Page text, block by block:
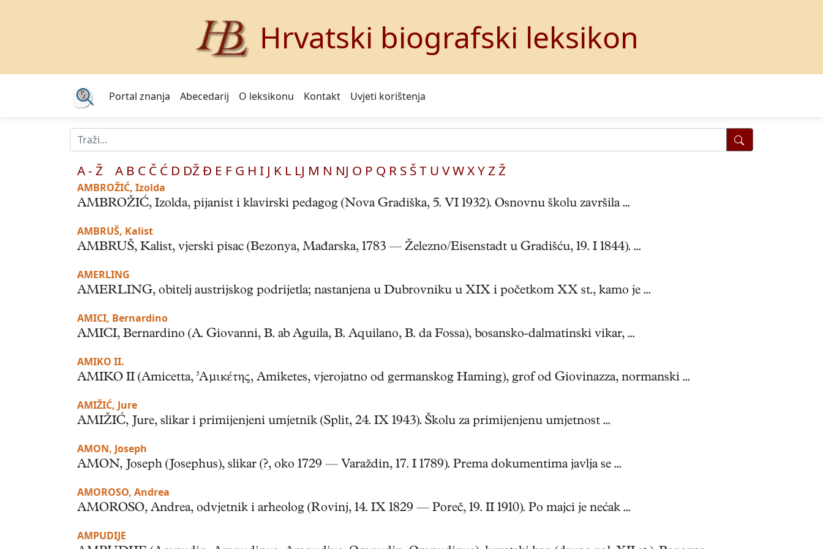
Hrvatski biografski leksikon
Portal znanja Abecedarij O leksikonu Kontakt Uvjeti korištenja
A - Ž A B C Č Ć D DŽ Đ E F G H I J K L LJ M N NJ O P Q R S ŠT U VWXYZ Ž
AMBROŽIĆ, Izolda
AMBROŽIĆ, Izolda, pijanist i klavirski pedagog (Nova Gradiška, 5. VI 1932). Osnovnu školu završila ...
AMBRUŠ, Kalist
AMBRUŠ, Kalist, vjerski pisac (Bezonya, Mađarska, 1783 — Železno/Eisenstadt u Gradišću, 19. I 1844). ...
AMERLING
AMERLING, obitelj austrijskog podrijetla; nastanjena u Dubrovniku u XIX i početkom XX st., kamo je ...
AMICI, Bernardino
AMICI, Bernardino (A. Giovanni, B. ab Aguila, B. Aquilano, B. da Fossa), bosansko-dalmatinski vikar, ...
AMIKO II.
AMIKO II (Amicetta, ’Αμικέτης, Amiketes, vjerojatno od germanskog Haming), grof od Giovinazza, normanski ...
AMIŽIĆ, Jure
AMIŽIĆ, Jure, slikar i primijenjeni umjetnik (Split, 24. IX 1943). Školu za primijenjenu umjetnost ...
AMON, Joseph
AMON, Joseph (Josephus), slikar (?, oko 1729 — Varaždin, 17. I 1789). Prema dokumentima javlja se ...
AMOROSO, Andrea
AMOROSO, Andrea, odvjetnik i arheolog (Rovinj, 14. IX 1829 — Poreč, 19. II 1910). Po majci je nećak ...
AMPUDIJE